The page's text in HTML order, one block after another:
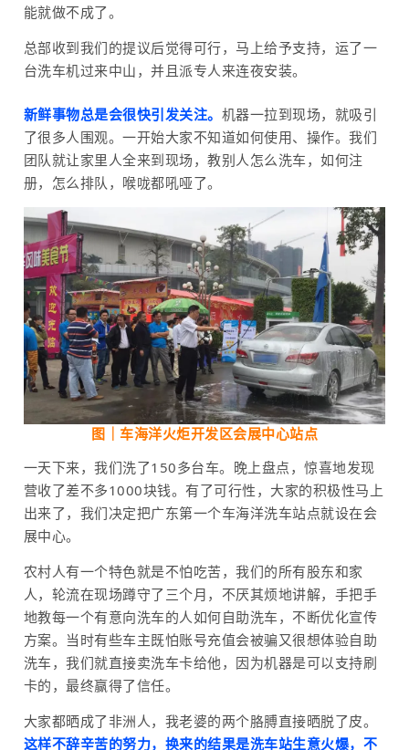
能就做不成了。
总部收到我们的提议后觉得可行，马上给予支持，运了一
台洗车机过来中山，并且派专人来连夜安装。
新鲜事物总是会很快引发关注。 机器一拉到现场，就吸引
了很多人围观。一开始大家不知道如何使用、操作。我们
团队就让家里人全来到现场，教别人怎么洗车，如何注
册，怎么排队，喉咙都吼哑了。
图｜车海洋火炬开发区会展中心站点
一天下来，我们洗了150多台车。晚上盘点，惊喜地发现
营收了差不多1000块钱。有了可行性，大家的积极性马上
出来了，我们决定把广东第一个车海洋洗车站点就设在会
展中心。
农村人有一个特色就是不怕吃苦，我们的所有股东和家
人，轮流在现场蹲守了三个月，不厌其烦地讲解，手把手
地教每一个有意向洗车的人如何自助洗车，不断优化宣传
方案。当时有些车主既怕账号充值会被骗又很想体验自助
洗车，我们就直接卖洗车卡给他，因为机器是可以支持刷
卡的，最终赢得了信任。
大家都晒成了非洲人，我老婆的两个胳膊直接晒脱了皮。
这样不辞辛苦的努力，换来的结果是洗车站生意火爆，不